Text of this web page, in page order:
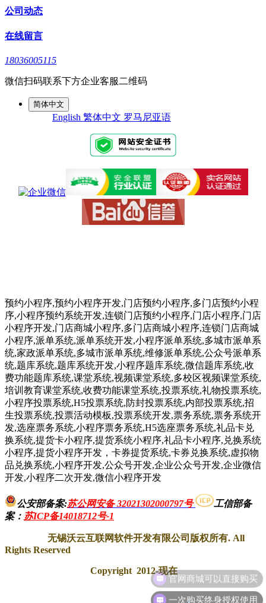
公司动态
在线留言
18036005115
微信扫码联系下方企业客服二维码
简体中文
English 繁体中文 罗马尼亚语
预约小程序,预约小程序开发,门店预约小程序,多门店预约小程
序,小程序预约系统开发,连锁门店预约小程序,门店小程序,门店
小程序开发,门店商城小程序,多门店商城小程序,连锁门店商城
小程序,派单系统,派单系统开发,小程序派单系统,多城市派单系
统,家政派单系统,多城市派单系统,维修派单系统,公众号派单系
统,题库系统,题库系统开发,小程序题库系统,微信题库系统,收
费功能题库系统,课堂系统,视频课堂系统,多校区视频课堂系统,
培训教育课堂系统,收费功能课堂系统,投票系统,礼物投票系统,
小程序投票系统,H5投票系统,防封投票系统,内部投票系统,招
生投票系统,投票活动模板,投票系统开发,票务系统,票务系统开
发,选座票务系统,小程序票务系统,H5选座票务系统,礼品卡兑
换系统,提货卡小程序,提货系统小程序,礼品卡小程序,兑换系统
小程序,提货小程序开发，卡券提货系统,卡券兑换系统,虚拟物
品兑换系统,小程序开发,公众号开发,企业公众号开发,企业微信
开发,小程序二次开发,微信小程序开发
公安部备案:苏公网安备 32021302000797号
工信部备
案： 苏ICP备14018712号-1
无锡沃云互联网软件开发有限公司版权所有. All
Rights Reserved
Copyright 2012-现在
一次购买终身授权使用